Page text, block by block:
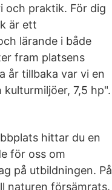
och praktik. För dig
är ett
lärande i både
fram platsens
år tillbaka var vi en
7,5 hp".
hittar du en
för oss om
på utbildningen. På
naturen försämrats.